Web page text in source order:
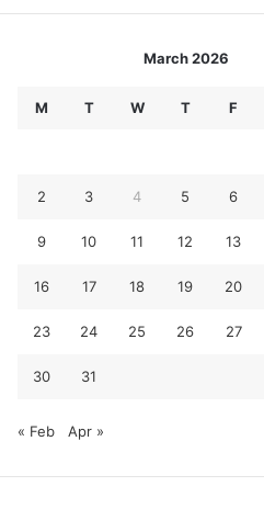
March 2026
M T W T F
2 3 4 5 6
9 10 11 12 13
16 17 18 19 20
23 24 25 26 27
30 31
« Feb Apr »